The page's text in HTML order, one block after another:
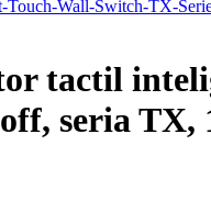
tactil
seria TX,